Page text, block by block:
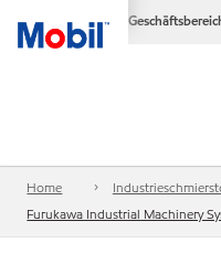
Home
Furukawa Industrial Machinery